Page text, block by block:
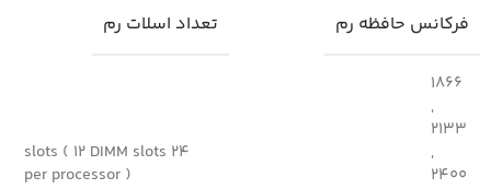
فرکانس حافظه رم
1866
,
2133
,
2400
تعداد اسلات رم
24 slots ( 12 DIMM slots
per processor )